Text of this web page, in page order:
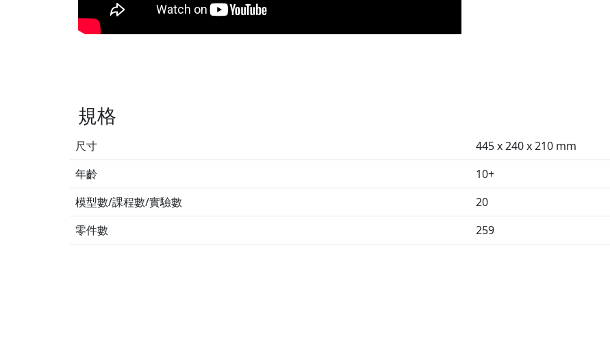
規格
尺寸
445 x 240 x 210 mm
年齡
10+
模型數/課程數/實驗數
20
零件數
259